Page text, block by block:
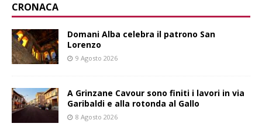
CRONACA
Domani Alba celebra il patrono San
Lorenzo
9 Agosto 2026
A Grinzane Cavour sono finiti i lavori in via
Garibaldi e alla rotonda al Gallo
8 Agosto 2026